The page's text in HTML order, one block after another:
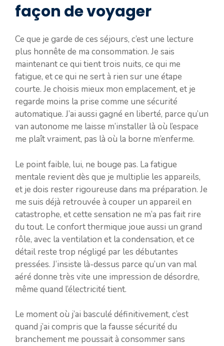
façon de voyager
Ce que je garde de ces séjours, c’est une lecture
plus honnête de ma consommation. Je sais
maintenant ce qui tient trois nuits, ce qui me
fatigue, et ce qui ne sert à rien sur une étape
courte. Je choisis mieux mon emplacement, et je
regarde moins la prise comme une sécurité
automatique. J’ai aussi gagné en liberté, parce qu’un
van autonome me laisse m’installer là où l’espace
me plaît vraiment, pas là où la borne m’enferme.
Le point faible, lui, ne bouge pas. La fatigue
mentale revient dès que je multiplie les appareils,
et je dois rester rigoureuse dans ma préparation. Je
me suis déjà retrouvée à couper un appareil en
catastrophe, et cette sensation ne m’a pas fait rire
du tout. Le confort thermique joue aussi un grand
rôle, avec la ventilation et la condensation, et ce
détail reste trop négligé par les débutantes
pressées. J’insiste là-dessus parce qu’un van mal
aéré donne très vite une impression de désordre,
même quand l’électricité tient.
Le moment où j’ai basculé définitivement, c’est
quand j’ai compris que la fausse sécurité du
branchement me poussait à consommer sans